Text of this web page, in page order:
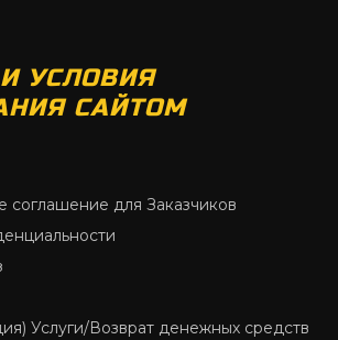
УСЛОВИЯ
САЙТОМ
соглашение для Заказчиков
Услуги/Возврат денежных средств